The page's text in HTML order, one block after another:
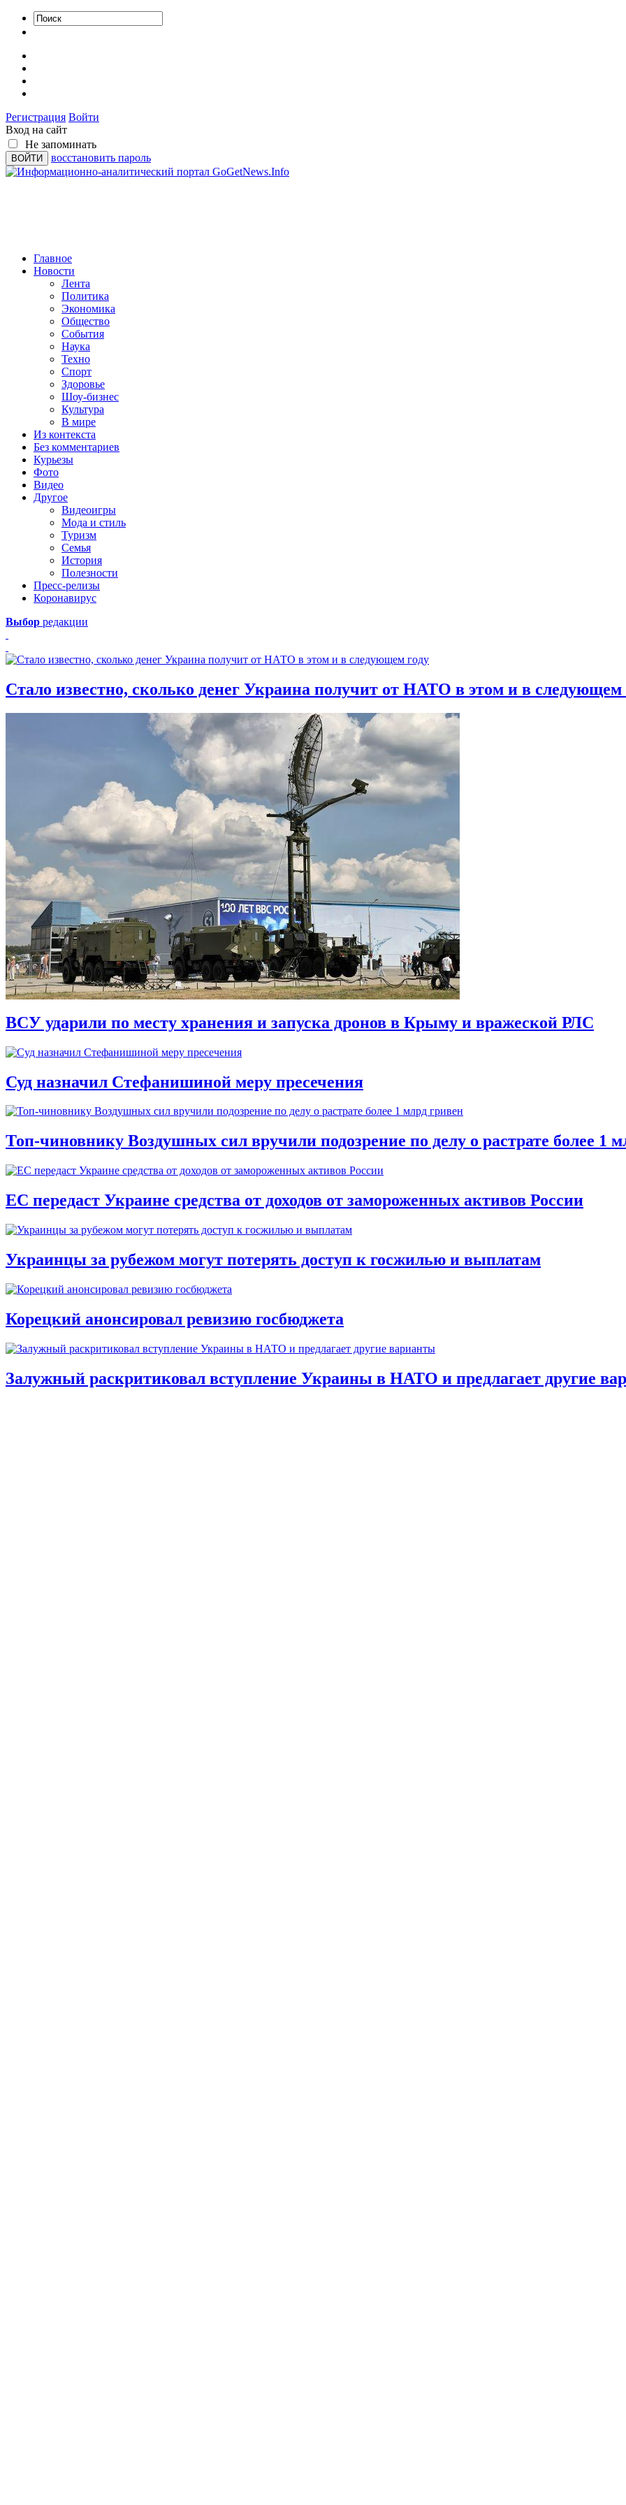
Регистрация Войти
Вход на сайт
Не запоминать
восстановить пароль
Главное
Новости
Лента
Политика
Экономика
Общество
События
Наука
Техно
Спорт
Здоровье
Шоу-бизнес
Культура
В мире
Из контекста
Без комментариев
Курьезы
Фото
Видео
Другое
Видеоигры
Мода и стиль
Туризм
Семья
История
Полезности
Пресс-релизы
Коронавирус
Выбор редакции
Стало известно, сколько денег Украина получит от НАТО в этом и в следующем
ВСУ ударили по месту хранения и запуска дронов в Крыму и вражеской РЛС
Суд назначил Стефанишиной меру пресечения
Топ-чиновнику Воздушных сил вручили подозрение по делу о растрате более 1
ЕС передаст Украине средства от доходов от замороженных активов России
Украинцы за рубежом могут потерять доступ к госжилью и выплатам
Корецкий анонсировал ревизию госбюджета
Залужный раскритиковал вступление Украины в НАТО и предлагает другие